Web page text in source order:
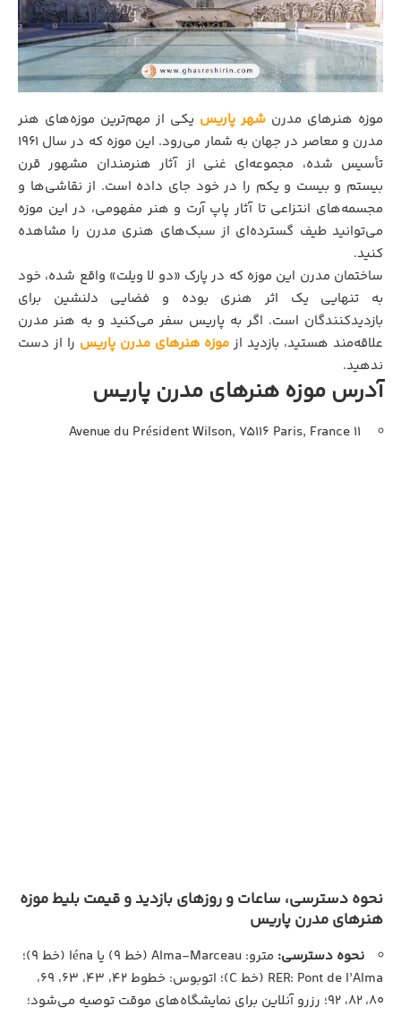
موزه هنرهای مدرن شهر پاریس یکی از مهم‌ترین موزه‌های هنر
مدرن و معاصر در جهان به شمار می‌رود. این موزه که در سال 1961
تأسیس شده، مجموعه‌ای غنی از آثار هنرمندان مشهور قرن
بیستم و بیست و یکم را در خود جای داده است. از نقاشی‌ها و
مجسمه‌های انتزاعی تا آثار پاپ‌ آرت و هنر مفهومی، در این موزه
می‌توانید طیف گسترده‌ای از سبک‌های هنری مدرن را مشاهده
کنید.
ساختمان مدرن این موزه که در پارک «دو لا ویلت» واقع شده، خود
به تنهایی یک اثر هنری بوده و فضایی دلنشین برای
بازدیدکنندگان است. اگر به پاریس سفر می‌کنید و به هنر مدرن
علاقه‌مند هستید، بازدید از موزه هنرهای مدرن پاریس را از دست
ندهید.
آدرس موزه هنرهای مدرن پاریس
نحوه دسترسی، ساعات و روزهای بازدید و قیمت بلیط موزه
هنرهای مدرن پاریس
نحوه دسترسی:
مترو: Alma-Marceau (خط ۹) یا Iéna (خط ۹)؛
RER: Pont de l’Alma (خط C)؛ اتوبوس: خطوط ۴۲، ۴۳، ۶۳، ۶۹،
۸۰، ۸۲، ۹۲؛ رزرو آنلاین برای نمایشگاه‌های موقت توصیه می‌شود؛